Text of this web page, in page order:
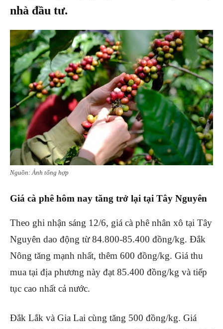
nhà đầu tư.
Nguồn: Ảnh tổng hợp
Giá cà phê hôm nay tăng trở lại tại Tây Nguyên
Theo ghi nhận sáng 12/6, giá cà phê nhân xô tại Tây
Nguyên dao động từ 84.800-85.400 đồng/kg. Đắk
Nông tăng mạnh nhất, thêm 600 đồng/kg. Giá thu
mua tại địa phương này đạt 85.400 đồng/kg và tiếp
tục cao nhất cả nước.
Đắk Lắk và Gia Lai cùng tăng 500 đồng/kg. Giá